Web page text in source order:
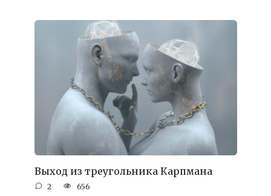
Выход из треугольника Карпмана
2 656